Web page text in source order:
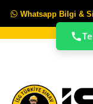
Whatsapp Bilgi &